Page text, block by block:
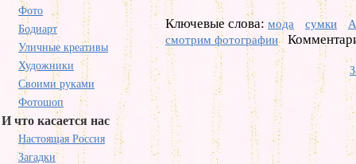
Фото
Бодиарт
Уличные креативы
Художники
Своими руками
Фотошоп
И что касается нас
Настоящая Россия
Загадки
Ключевые слова: мода сумки
смотрим фотографии